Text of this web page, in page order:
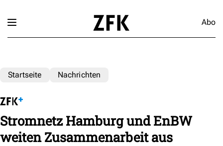
Abo
Startseite Nachrichten
Stromnetz Hamburg und EnBW
weiten Zusammenarbeit aus